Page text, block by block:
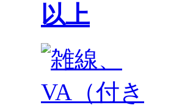
以上